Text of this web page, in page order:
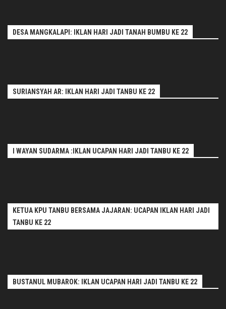
DESA MANGKALAPI: IKLAN HARI JADI TANAH BUMBU KE 22
SURIANSYAH AR: IKLAN HARI JADI TANBU KE 22
I WAYAN SUDARMA :IKLAN UCAPAN HARI JADI TANBU KE 22
KETUA KPU TANBU BERSAMA JAJARAN: UCAPAN IKLAN HARI JADI
TANBU KE 22
BUSTANUL MUBAROK: IKLAN UCAPAN HARI JADI TANBU KE 22